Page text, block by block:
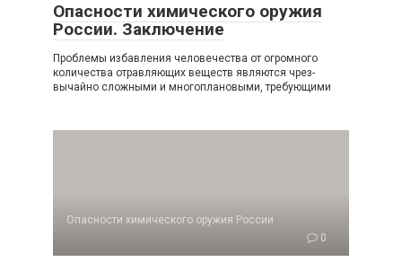
Опасности химического оружия
России. Заключение
Проблемы избавления человечества от огромно­го
количества отравляющих веществ являются чрез­
вычайно сложными и многоплановыми, требующи­ми
Опасности химического оружия России
0